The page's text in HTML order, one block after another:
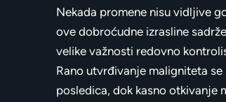
Nekada promene nisu vidljive
ove dobroćudne izrasline
velike važnosti redovno
Rano utvrđivanje maligniteta
posledica, dok kasno otkivanje